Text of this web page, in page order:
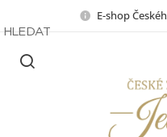
E-shop
HLEDAT